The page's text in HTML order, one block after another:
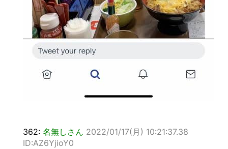
362: 名無しさん 2022/01/17(月) 10:21:37.38
ID:AZ6YjioY0